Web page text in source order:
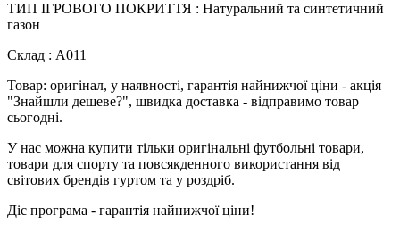
ТИП ІГРОВОГО ПОКРИТТЯ : Натуральний та синтетичний
газон
Склад : А011
Товар: оригінал, у наявності, гарантія найнижчої ціни - акція
"Знайшли дешеве?", швидка доставка - відправимо товар
сьогодні.
У нас можна купити тільки оригінальні футбольні товари,
товари для спорту та повсякденного використання від
світових брендів гуртом та у роздріб.
Діє програма - гарантія найнижчої ціни!